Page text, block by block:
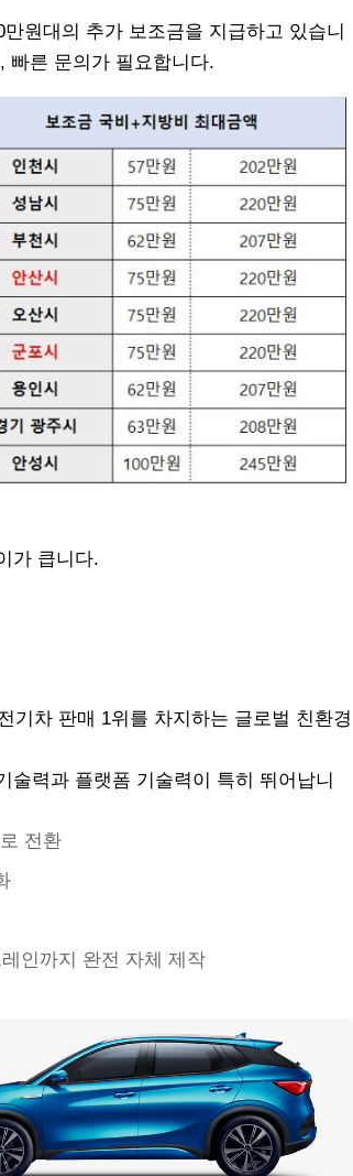
원대의 추가 보조금을 지급하고 있습니
빠른 문의가 필요합니다.
가 큽니다.
기차 판매 1위를 차지하는 글로벌 친환경
술력과 플랫폼 기술력이 특히 뛰어납니
전환
인까지 완전 자체 제작